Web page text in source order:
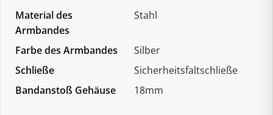
Material des
Armbandes
Stahl
Farbe des Armbandes
Silber
Schließe
Sicherheitsfaltschließe
Bandanstoß Gehäuse
18mm